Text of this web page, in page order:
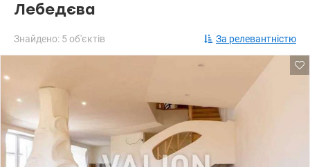
Лебедєва
Знайдено: 5 об'єктів За релевантністю